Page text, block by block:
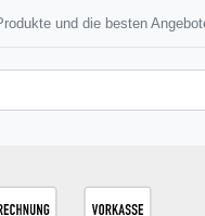
und die besten